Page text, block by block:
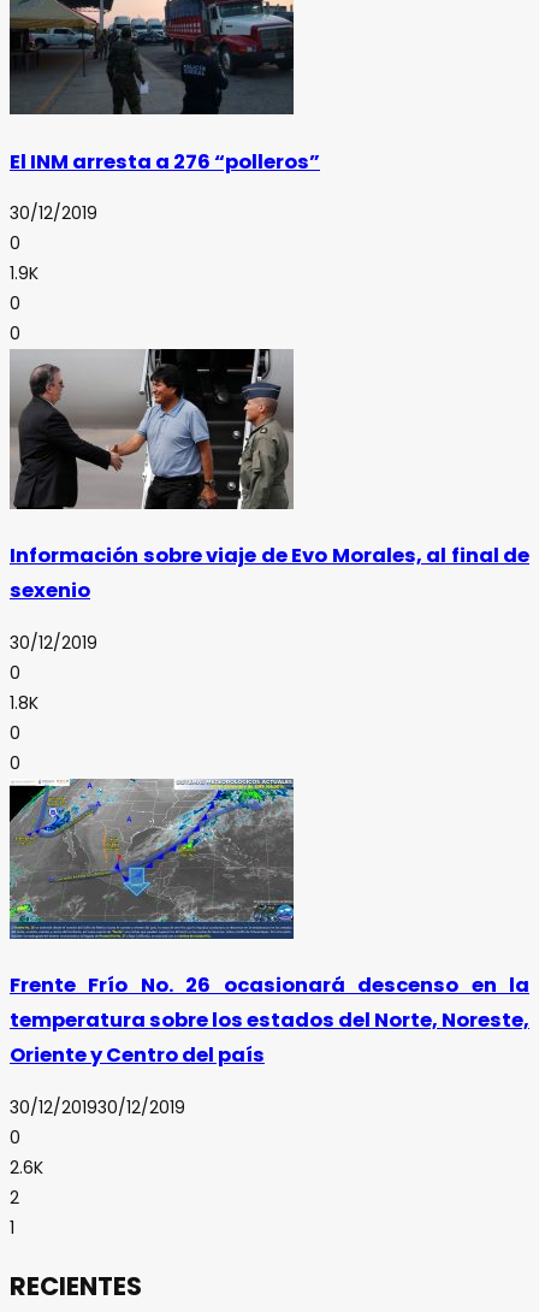
El INM arresta a 276 “polleros”
30/12/2019
0
1.9K
0
0
Información sobre viaje de Evo Morales, al final de
sexenio
30/12/2019
0
1.8K
0
0
Frente Frío No. 26 ocasionará descenso en la
temperatura sobre los estados del Norte, Noreste,
Oriente y Centro del país
30/12/201930/12/2019
0
2.6K
2
1
RECIENTES